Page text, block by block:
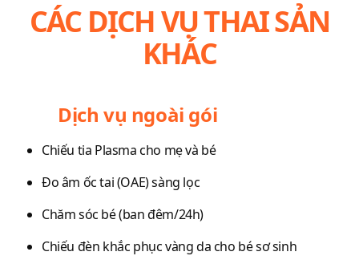
CÁC DỊCH VỤ THAI SẢN
KHÁC
Dịch vụ ngoài gói
Chiếu tia Plasma cho mẹ và bé
Đo âm ốc tai (OAE) sàng lọc
Chăm sóc bé (ban đêm/24h)
Chiếu đèn khắc phục vàng da cho bé sơ sinh